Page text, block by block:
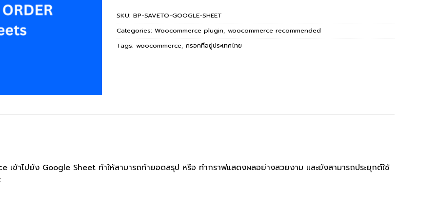
SKU: BP-SAVETO-GOOGLE-SHEET
Categories: Woocommerce plugin, woocommerce recommended
Tags: woocommerce, กรอกที่อยู่ประเทศไทย
เข้าไปยัง Google Sheet ทำให้สามารถทำยอดสรุป หรือ ทำกราฟแสดงผลอย่างสวยงาม และยังสามารถประยุกต์ใช้